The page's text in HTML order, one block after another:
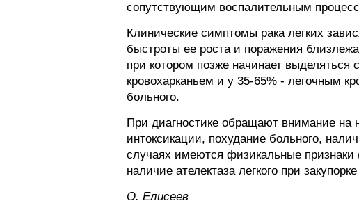
сопутствующим воспалительным
Клинические симптомы рака легких
быстроты ее роста и поражения
при котором позже начинает
кровохарканьем и у 35-65% - легочным
больного.
При диагностике обращают внимание на
интоксикации, похудание больного,
случаях имеются физикальные признаки
наличие ателектаза легкого при
О. Елисеев